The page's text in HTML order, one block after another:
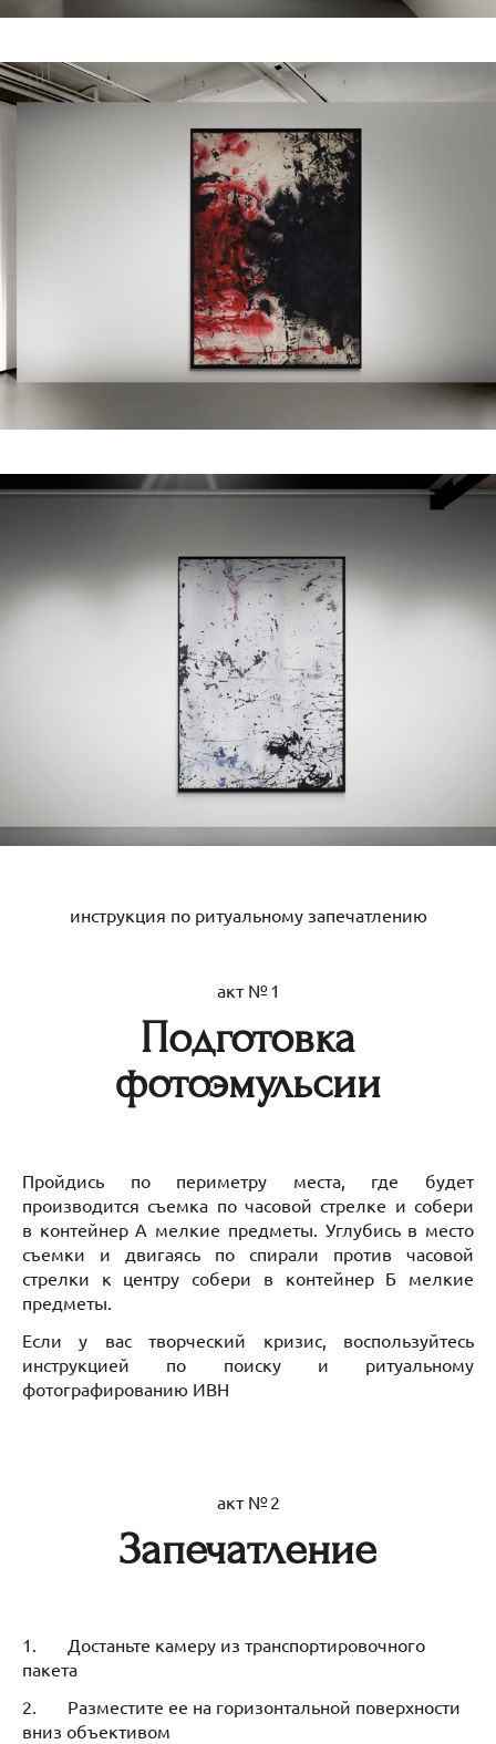
инструкция по ритуальному запечатлению
акт № 1
Подготовка
фотоэмульсии
Пройдись по периметру места, где будет
производится съемка по часовой стрелке и собери
в контейнер А мелкие предметы. Углубись в место
съемки и двигаясь по спирали против часовой
стрелки к центру собери в контейнер Б мелкие
предметы.
Если у вас творческий кризис, воспользуйтесь
инструкцией по поиску и ритуальному
фотографированию ИВН
акт № 2
Запечатление
1. Достаньте камеру из транспортировочного
пакета
2. Разместите ее на горизонтальной поверхности
вниз объективом